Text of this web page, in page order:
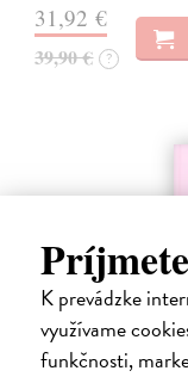
K prevádzke
využívame
funkčnosti,
31,92 €
39,90 € ?